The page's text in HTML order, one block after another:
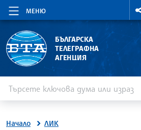
МЕНЮ
БЪЛГАРСКА
ТЕЛЕГРАФНА
АГЕНЦИЯ
Начало ЛИК